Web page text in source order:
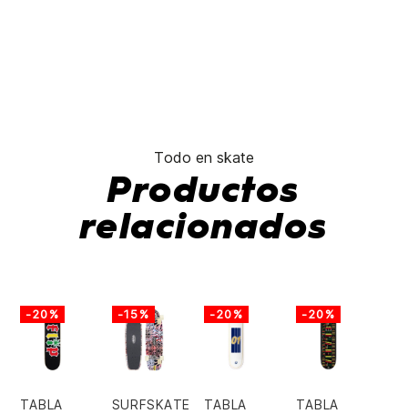
Todo en skate
Productos
relacionados
TABLA
-20%
SURFSKATE
-15%
TABLA
-20%
TABLA
-20%